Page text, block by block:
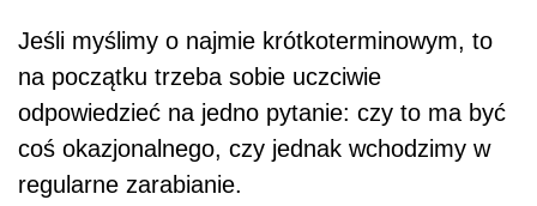
Jeśli myślimy o najmie krótkoterminowym, to
na początku trzeba sobie uczciwie
odpowiedzieć na jedno pytanie: czy to ma być
coś okazjonalnego, czy jednak wchodzimy w
regularne zarabianie.